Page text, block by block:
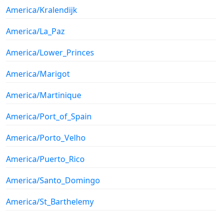
America/Kralendijk
America/La_Paz
America/Lower_Princes
America/Marigot
America/Martinique
America/Port_of_Spain
America/Porto_Velho
America/Puerto_Rico
America/Santo_Domingo
America/St_Barthelemy